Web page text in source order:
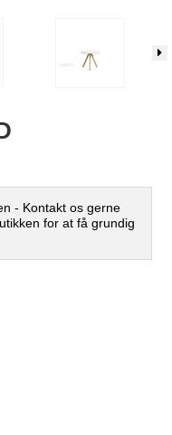
- Kontakt os gerne
for at få grundig